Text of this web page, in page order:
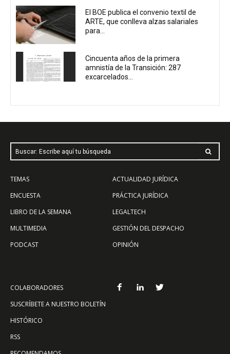
El BOE publica el convenio textil de
ARTE, que conlleva alzas salariales
para...
Cincuenta años de la primera
amnistía de la Transición: 287
excarcelados...
Buscar: Escribe aquí tu búsqueda
TEMAS
ENCUESTA
LIBRO DE LA SEMANA
MULTIMEDIA
PODCAST
ACTUALIDAD JURÍDICA
PRÁCTICA JURÍDICA
LEGALTECH
GESTIÓN DEL DESPACHO
OPINIÓN
COLABORADORES
SUSCRÍBETE A NUESTRO BOLETÍN
HISTÓRICO
RSS